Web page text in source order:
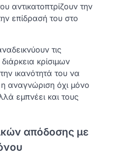
αντικατοπτρίζουν την
επίδρασή του στο
τις
κρίσιμων
ικανότητά του να
αναγνώριση όχι μόνο
εμπνέει και τους
απόδοσης με